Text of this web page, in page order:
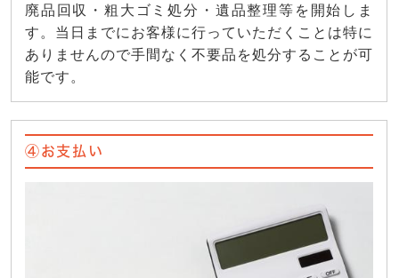
廃品回収・粗大ゴミ処分・遺品整理等を開始しま
す。当日までにお客様に行っていただくことは特に
ありませんので手間なく不要品を処分することが可
能です。
④お支払い